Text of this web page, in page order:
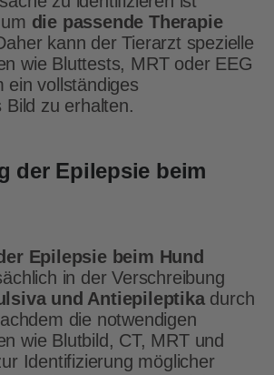
die passende Therapie
kann der Tierarzt spezielle
wie Bluttests, MRT oder EEG
ein vollständiges
Bild zu erhalten.
der Epilepsie beim
Epilepsie beim Hund
in der Verschreibung
und Antiepileptikadurch
die notwendigen
wie Blutbild, CT, MRT und
Identifizierung möglicher